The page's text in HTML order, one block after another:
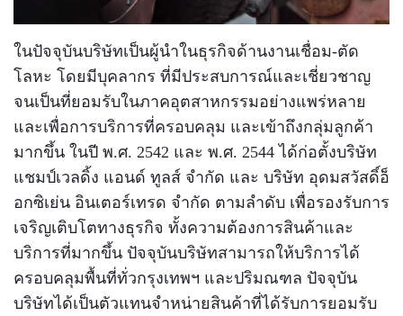
ท่อ
บรรจุ
ก๊าซ
และ
วาล์ว
เครื่อง
และ
เครื่อง
ตัด
พลา
ในปัจจุบันบริษัทเป็นผู้นำในธุรกิจด้านงานเชื่อม-ตัด
โลหะ โดยมีบุคลากร ที่มีประสบการณ์และเชี่ยวชาญ
จนเป็นที่ยอมรับในภาคอุตสาหกรรมอย่างแพร่หลาย
และเพื่อการบริการที่ครอบคลุม และเข้าถึงกลุ่มลูกค้า
มากขึ้น ในปี พ.ศ. 2542 และ พ.ศ. 2544 ได้ก่อตั้งบริษัท
แชมป์เวลดิ้ง แอนด์ ทูลส์ จำกัด และ บริษัท อุดมสวัสดิ์อ็
อกซิเย่น อินเตอร์เทรด จำกัด ตามลำดับ เพื่อรองรับการ
เจริญเติบโตทางธุรกิจ ทั้งความต้องการสินค้าและ
บริการที่มากขึ้น ปัจจุบันบริษัทสามารถให้บริการได้
ครอบคลุมพื้นที่ทั่วกรุงเทพฯ และปริมณฑล ปัจจุบัน
บริษัทได้เป็นตัวแทนจำหน่ายสินค้าที่ได้รับการยอมรับ